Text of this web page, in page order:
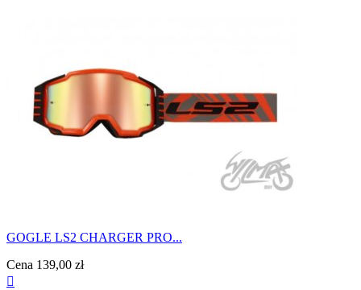
GOGLE LS2 CHARGER PRO...
Cena 139,00 zł
